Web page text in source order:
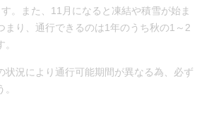
。また、11月になると凍結や積雪が始ま
まり、通行できるのは1年のうち秋の1～2
状況により通行可能期間が異なる為、必ず